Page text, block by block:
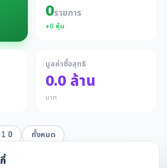
0รายการ
+0 หุ้น
มูลค่าซื้อสุทธิ
0.0 ล้าน
บาท
1 ปี
ทั้งหมด
ขาย